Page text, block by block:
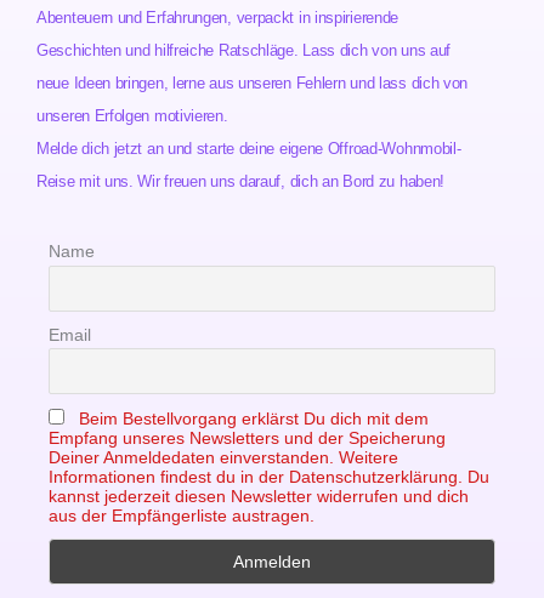
Abenteuern und Erfahrungen, verpackt in inspirierende
Geschichten und hilfreiche Ratschläge. Lass dich von uns auf
neue Ideen bringen, lerne aus unseren Fehlern und lass dich von
unseren Erfolgen motivieren.
Melde dich jetzt an und starte deine eigene Offroad-Wohnmobil-
Reise mit uns. Wir freuen uns darauf, dich an Bord zu haben!
Name
Email
Beim Bestellvorgang erklärst Du dich mit dem
Empfang unseres Newsletters und der Speicherung
Deiner Anmeldedaten einverstanden. Weitere
Informationen findest du in der Datenschutzerklärung. Du
kannst jederzeit diesen Newsletter widerrufen und dich
aus der Empfängerliste austragen.